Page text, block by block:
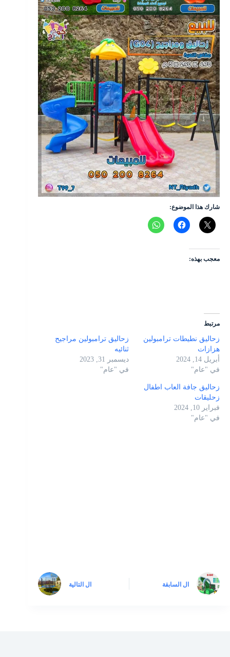
شارك هذا الموضوع:
معجب بهذه:
مرتبط
زحاليق نطيطات ترامبولين
هزازات
أبريل 14, 2024
في "عام"
زحاليق ترامبولين مراجيح
ثنائيه
ديسمبر 31, 2023
في "عام"
زحاليق جافة العاب اطفال
زحليقات
فبراير 10, 2024
في "عام"
ال السابقة ال التالية